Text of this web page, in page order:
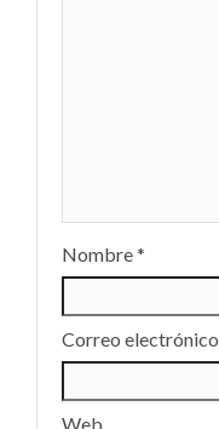
Nombre*
Correo electrónico
Web